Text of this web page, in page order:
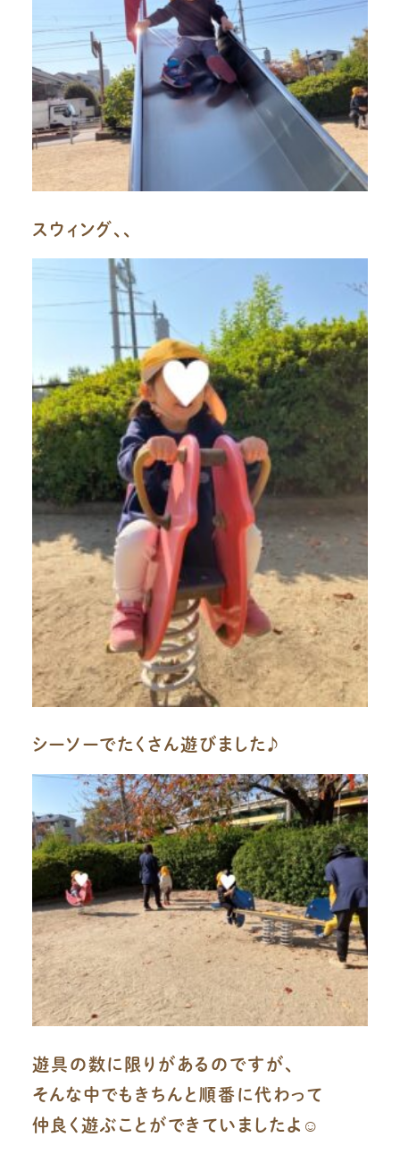
スウィング、、
シーソーでたくさん遊びました♪
遊具の数に限りがあるのですが、
そんな中でもきちんと順番に代わって
仲良く遊ぶことができていましたよ☺️